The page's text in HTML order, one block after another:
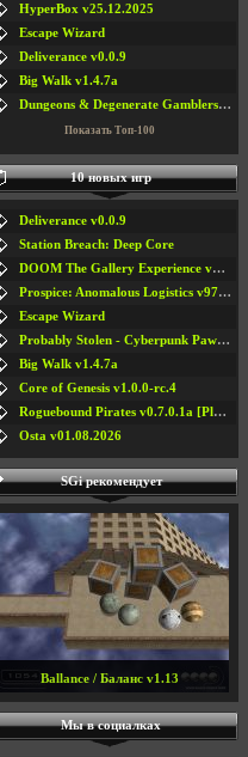
#6
HyperBox v25.12.2025
Escape Wizard
Deliverance v0.0.9
Big Walk v1.4.7a
Dungeons & Degenerate Gamblers v2.0.2a
Показать Топ-100
10 новых игр
Deliverance v0.0.9
Station Breach: Deep Core
DOOM The Gallery Experience v1.4.2
Prospice: Anomalous Logistics v97 [Playtest]
Escape Wizard
Probably Stolen - Cyberpunk Pawnshop Simulator v048c [Playtest]
Big Walk v1.4.7a
Core of Genesis v1.0.0-rc.4
Roguebound Pirates v0.7.0.1a [Playtest]
Osta v01.08.2026
SGi рекомендует
Ballance / Баланс v1.13
Мы в социалках